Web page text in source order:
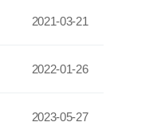
2021-03-21
2022-01-26
2023-05-27